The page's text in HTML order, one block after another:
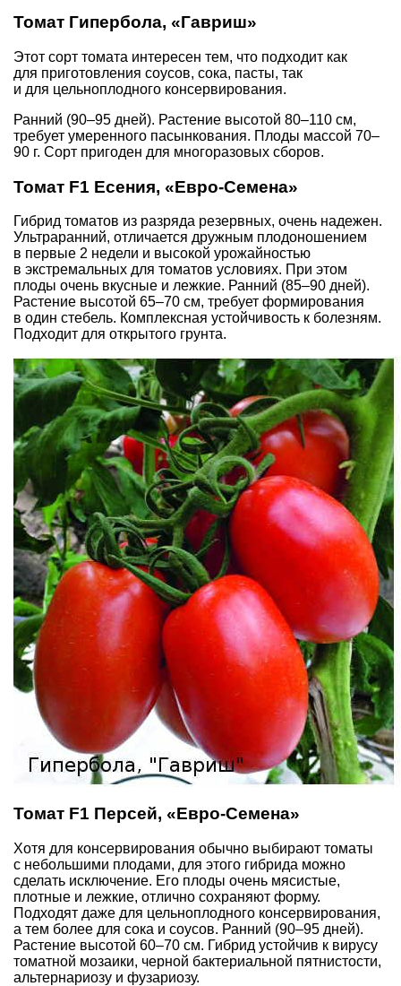
Томат Гипербола, «Гавриш»
Этот сорт томата интересен тем, что подходит как
для приготовления соусов, сока, пасты, так
и для цельноплодного консервирования.
Ранний (90–95 дней). Растение высотой 80–110 см,
требует умеренного пасынкования. Плоды массой 70–
90 г. Сорт пригоден для многоразовых сборов.
Томат F1 Есения, «Евро-Семена»
Гибрид томатов из разряда резервных, очень надежен.
Ультраранний, отличается дружным плодоношением
в первые 2 недели и высокой урожайностью
в экстремальных для томатов условиях. При этом
плоды очень вкусные и лежкие. Ранний (85–90 дней).
Растение высотой 65–70 см, требует формирования
в один стебель. Комплексная устойчивость к болезням.
Подходит для открытого грунта.
Томат F1 Персей, «Евро-Семена»
Хотя для консервирования обычно выбирают томаты
с небольшими плодами, для этого гибрида можно
сделать исключение. Его плоды очень мясистые,
плотные и лежкие, отлично сохраняют форму.
Подходят даже для цельноплодного консервирования,
а тем более для сока и соусов. Ранний (90–95 дней).
Растение высотой 60–70 см. Гибрид устойчив к вирусу
томатной мозаики, черной бактериальной пятнистости,
альтернариозу и фузариозу.